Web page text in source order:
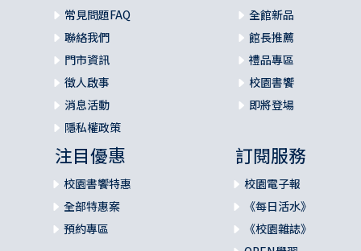
常見問題FAQ
聯絡我們
門市資訊
徵人啟事
消息活動
隱私權政策
全館新品
館長推薦
禮品專區
校園書饗
即將登場
注目優惠
校園書饗特惠
全部特惠案
預約專區
訂閱服務
校園電子報
《每日活水》
《校園雜誌》